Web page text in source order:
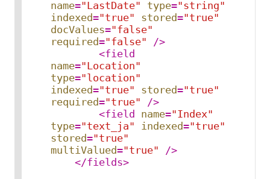
name="LastDate" type="string"
indexed="true" stored="true"
docValues="false"
required="false" />
<field
name="Location"
type="location"
indexed="true" stored="true"
required="true" />
<field name="Index"
type="text_ja" indexed="true"
stored="true"
multiValued="true" />
</fields>